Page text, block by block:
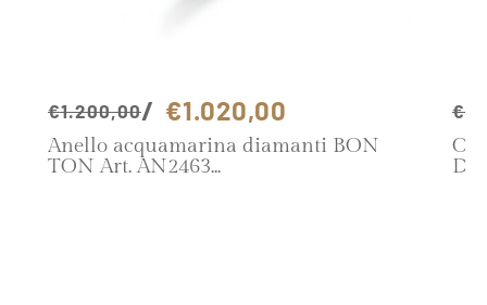
€1.200,00 €1.020,00
Anello acquamarina diamanti BON
TON Art. AN2463